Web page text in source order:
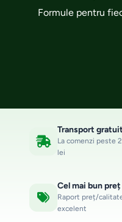
Formule pentru
Transport gratuit
La comenzi peste
lei
Cel mai bun preț
Raport preț/
excelent